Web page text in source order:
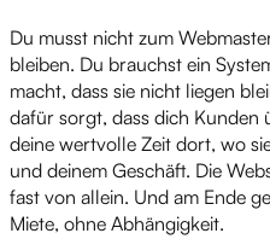
Du musst nicht zum
bleiben. Du brauchst ein
macht, dass sie nicht liegen
dafür sorgt, dass dich Kunden
deine wertvolle Zeit dort, wo
und deinem Geschäft. Die
fast von allein. Und am Ende
Miete, ohne Abhängigkeit.